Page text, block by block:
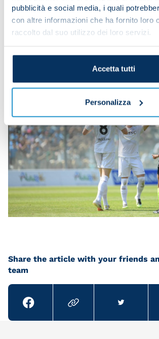
pubblicità e social media, i quali
con altre informazioni che ha fornito loro
raccolto dal suo utilizzo dei loro servizi.
Accetta tutti
Personalizza
SORRENTO : De Sorbo; Fusco,
Share the article with your friends
team